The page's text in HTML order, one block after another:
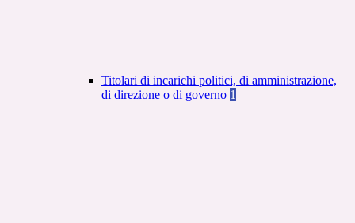
Titolari di incarichi politici, di amministrazione,
di direzione o di governo 1